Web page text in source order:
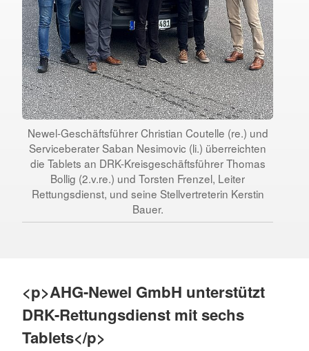
Newel-Geschäftsführer Christian Coutelle (re.) und
Serviceberater Saban Nesimovic (li.) überreichten
die Tablets an DRK-Kreisgeschäftsführer Thomas
Bollig (2.v.re.) und Torsten Frenzel, Leiter
Rettungsdienst, und seine Stellvertreterin Kerstin
Bauer.
<p>AHG-Newel GmbH unterstützt
DRK-Rettungsdienst mit sechs
Tablets</p>